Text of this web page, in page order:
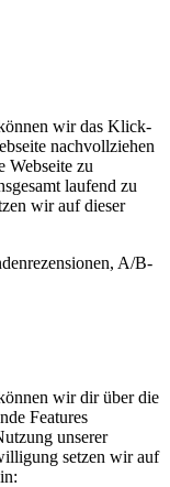
wir das Klick-
nachvollziehen
Webseite zu
laufend zu
wir auf dieser
A/B-
wir dir über die
Features
unserer
setzen wir auf